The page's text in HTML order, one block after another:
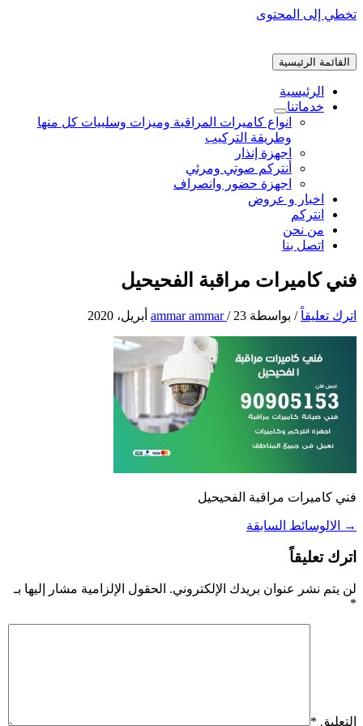
تخطي إلى المحتوى
القائمة الرئيسية
الرئيسية
خدماتنا
انواع كاميرات المراقبة وميزات وسلبيات كل منها
وطريقة التركيب
اجهزة إنذار
أنتركم صوتي ومرئي
اجهزة حضور وانصراف
اخبار و عروض
انتركم
من نحن
اتصل بنا
فني كاميرات مراقبة الفحيحيل
اترك تعليقاً / بواسطة ammar ammar/ 23 أبريل، 2020
فني كاميرات مراقبة الفحيحيل
→ الالوسائط السابقة
اترك تعليقاً
لن يتم نشر عنوان بريدك الإلكتروني. الحقول الإلزامية مشار إليها بـ
*
التعليق *